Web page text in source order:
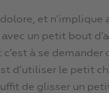
et n’implique
un petit bout
à se
d’utiliser le petit
de glisser un